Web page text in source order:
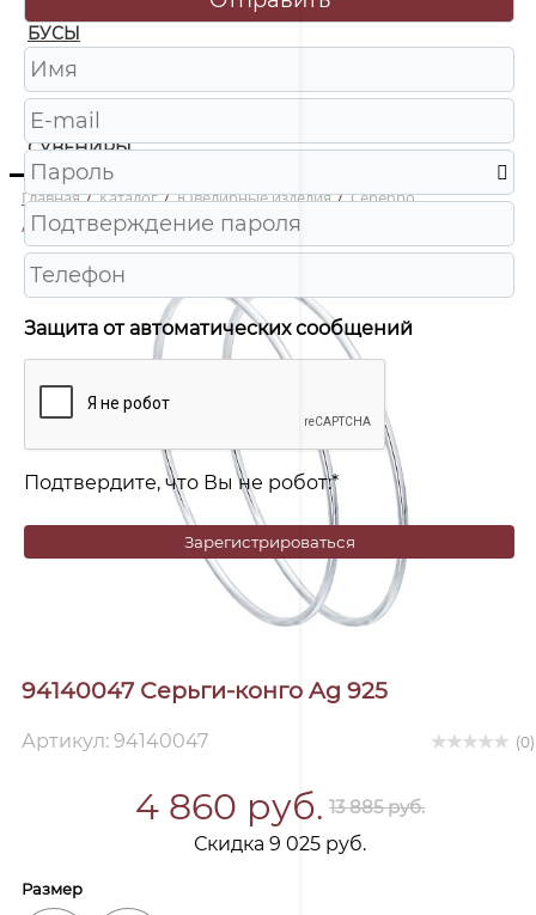
БУСЫ
ЧАСЫ
ШКАТУЛКИ
СУВЕНИРЫ
Главная / Каталог / Ювелирные изделия / Серебро
/
94140047 Серьги-конго Ag 925
94140047 Серьги-конго Ag 925
Артикул: 94140047 (0)
4 860 руб. 13 885 руб.
Скидка 9 025 руб.
Размер
Защита от автоматических сообщений
Подтвердите, что Вы не робот:*
Зарегистрироваться